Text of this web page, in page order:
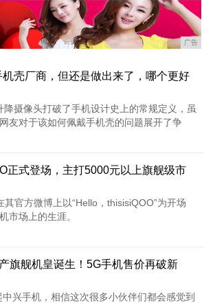
广告
壳厂商，但还是做出来了，哪个更好
摄像头打破了手机设计史上的常规定义，虽
友对于该如何佩戴手机壳的问题展开了争
正式登场，主打5000元以上旗舰级市
官方微博上以“Hello，thisisiQOO”为开场
市场上的生涯。
旗舰机皇诞生！5G手机售价再破新
兴手机，相信这次很多小伙伴们都会感觉到